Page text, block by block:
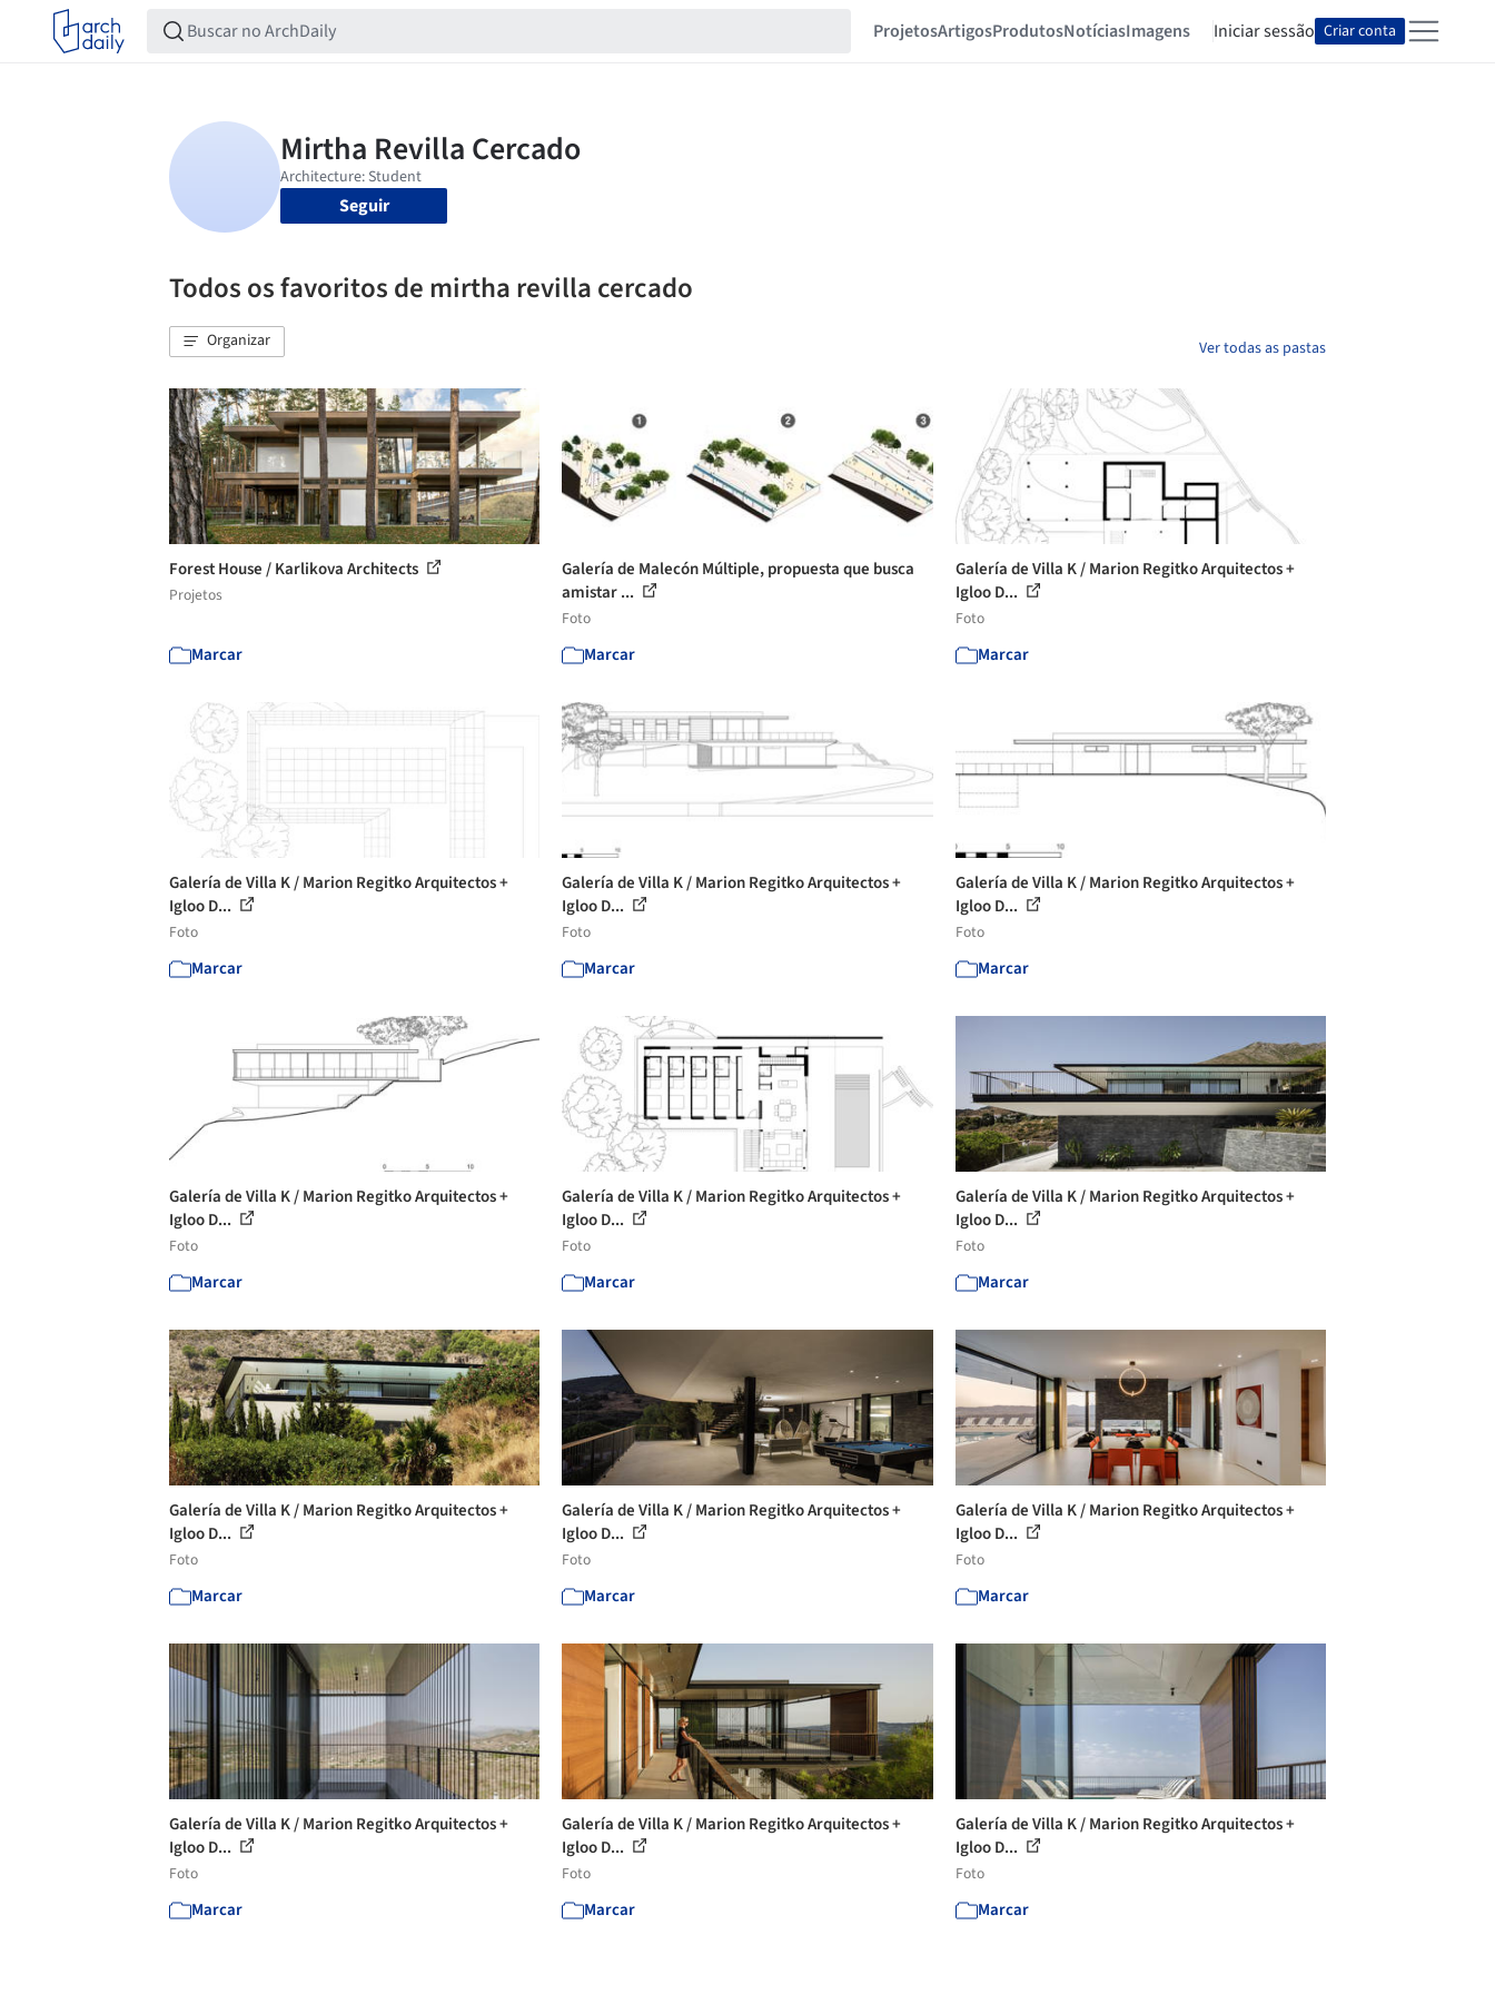
ProjetosArtigosProdutosNotíciasImagens Iniciar sessão Criar conta
Seguir
Todos os favoritos de mirtha revilla cercado
Organizar Ver todas as pastas
Forest House / Karlikova Architects
Projetos
Marcar
Galería de Malecón Múltiple, propuesta que busca
amistar ...
Foto
Marcar
Galería de Villa K / Marion Regitko Arquitectos +
Igloo D...
Foto
Marcar
Galería de Villa K / Marion Regitko Arquitectos +
Igloo D...
Foto
Marcar
Galería de Villa K / Marion Regitko Arquitectos +
Igloo D...
Foto
Marcar
Galería de Villa K / Marion Regitko Arquitectos +
Igloo D...
Foto
Marcar
Galería de Villa K / Marion Regitko Arquitectos +
Igloo D...
Foto
Marcar
Galería de Villa K / Marion Regitko Arquitectos +
Igloo D...
Foto
Marcar
Galería de Villa K / Marion Regitko Arquitectos +
Igloo D...
Foto
Marcar
Galería de Villa K / Marion Regitko Arquitectos +
Igloo D...
Foto
Marcar
Galería de Villa K / Marion Regitko Arquitectos +
Igloo D...
Foto
Marcar
Galería de Villa K / Marion Regitko Arquitectos +
Igloo D...
Foto
Marcar
Galería de Villa K / Marion Regitko Arquitectos +
Igloo D...
Foto
Marcar
Galería de Villa K / Marion Regitko Arquitectos +
Igloo D...
Foto
Marcar
Galería de Villa K / Marion Regitko Arquitectos +
Igloo D...
Foto
Marcar